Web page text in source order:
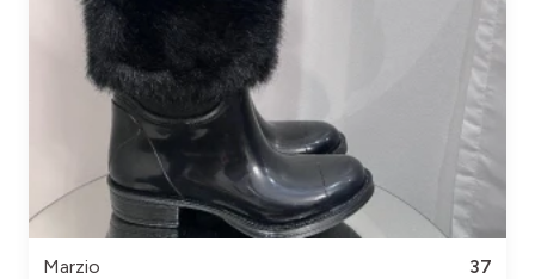
Marzio
37